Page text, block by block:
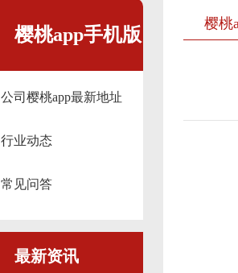
樱桃app手机版
下载展示
公司樱桃app最新地址
行业动态
常见问答
最新资讯
樱桃